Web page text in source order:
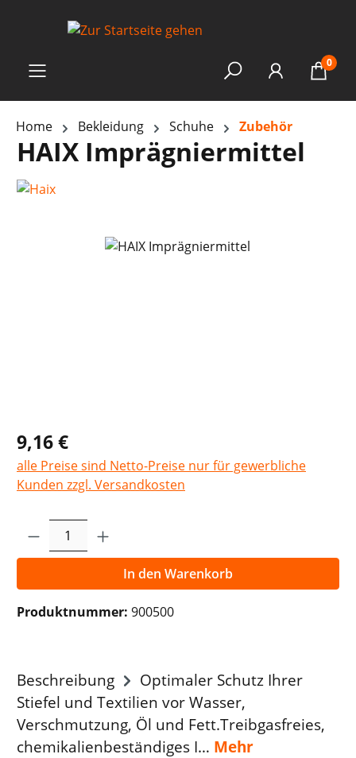
0
Home Bekleidung Schuhe Zubehör
HAIX Imprägniermittel
Bildergalerie überspringen
9,16 €
alle Preise sind Netto-Preise nur für gewerbliche
Kunden zzgl. Versandkosten
Produkt Anzahl: Gib den gewünschten
In den Warenkorb
Produktnummer: 900500
Beschreibung
Optimaler Schutz Ihrer
Stiefel und Textilien vor Wasser,
Verschmutzung, Öl und Fett.Treibgasfreies,
chemikalienbeständiges I… Mehr